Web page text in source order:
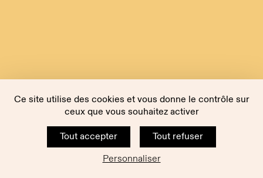
Ce site utilise des cookies et vous donne le contrôle sur
ceux que vous souhaitez activer
Tout accepter
Tout refuser
Personnaliser